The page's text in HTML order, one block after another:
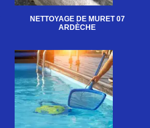
NETTOYAGE DE MURET 07
ARDÈCHE